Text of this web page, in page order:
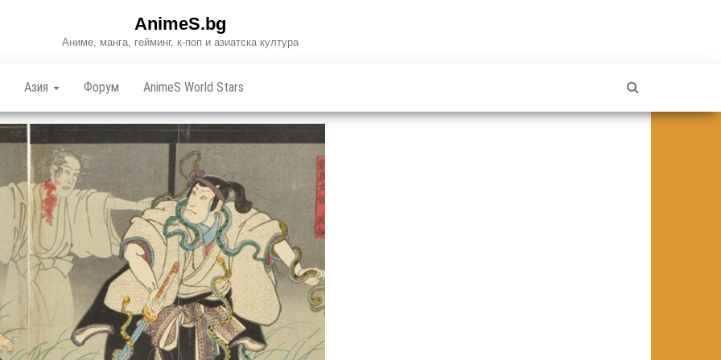
AnimeS.bg
Аниме, манга, гейминг, к-поп и азиатска култура
Азия Форум AnimeS World Stars